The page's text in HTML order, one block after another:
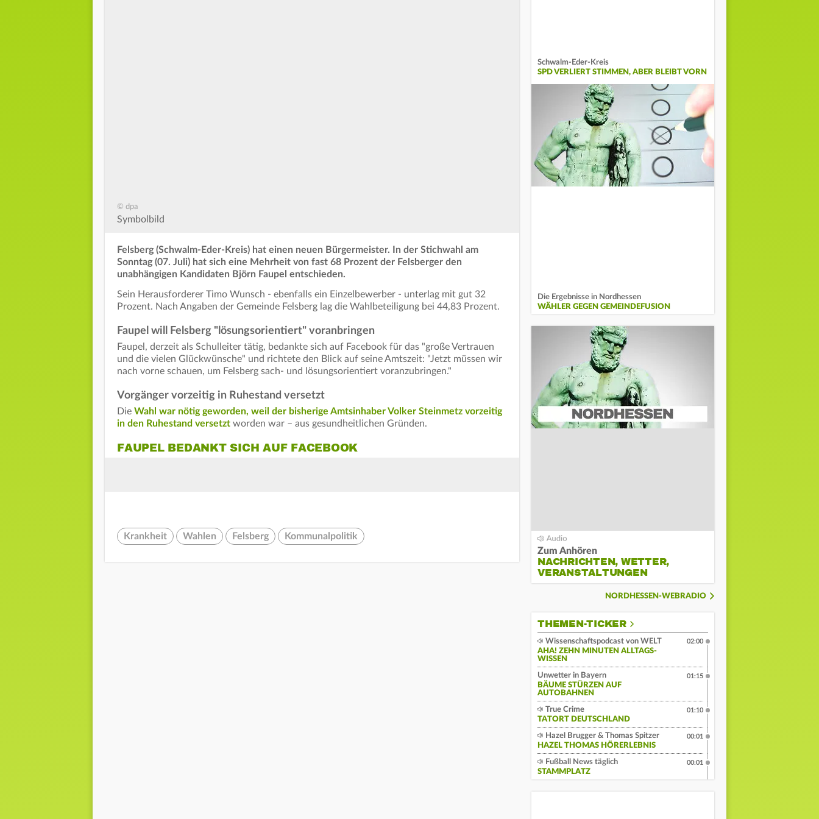
© dpa
Symbolbild
Felsberg (Schwalm-Eder-Kreis) hat einen neuen Bürgermeister. In der Stichwahl am
Sonntag (07. Juli) hat sich eine Mehrheit von fast 68 Prozent der Felsberger den
unabhängigen Kandidaten Björn Faupel entschieden.
Sein Herausforderer Timo Wunsch - ebenfalls ein Einzelbewerber - unterlag mit gut 32
Prozent. Nach Angaben der Gemeinde Felsberg lag die Wahlbeteiligung bei 44,83 Prozent.
Faupel will Felsberg "lösungsorientiert" voranbringen
Faupel, derzeit als Schulleiter tätig, bedankte sich auf Facebook für das "große Vertrauen
und die vielen Glückwünsche" und richtete den Blick auf seine Amtszeit: "Jetzt müssen wir
nach vorne schauen, um Felsberg sach- und lösungsorientiert voranzubringen."
Vorgänger vorzeitig in Ruhestand versetzt
Die Wahl war nötig geworden, weil der bisherige Amtsinhaber Volker Steinmetz vorzeitig
in den Ruhestand versetzt worden war – aus gesundheitlichen Gründen.
FAUPEL BEDANKT SICH AUF FACEBOOK
Krankheit Wahlen Felsberg Kommunalpolitik
Schwalm-Eder-Kreis
SPD VERLIERT STIMMEN, ABER BLEIBT VORN
Die Ergebnisse in Nordhessen
WÄHLER GEGEN GEMEINDEFUSION
Zum Anhören
NACHRICHTEN, WETTER,
VERANSTALTUNGEN
NORDHESSEN-WEBRADIO
THEMEN-TICKER
Wissenschaftspodcast von WELT
AHA! ZEHN MINUTEN ALLTAGS-
WISSEN
02:00
Unwetter in Bayern
BÄUME STÜRZEN AUF
AUTOBAHNEN
01:15
True Crime
TATORT DEUTSCHLAND
01:10
Hazel Brugger & Thomas Spitzer
HAZEL THOMAS HÖRERLEBNIS
00:01
Fußball News täglich
STAMMPLATZ
00:01